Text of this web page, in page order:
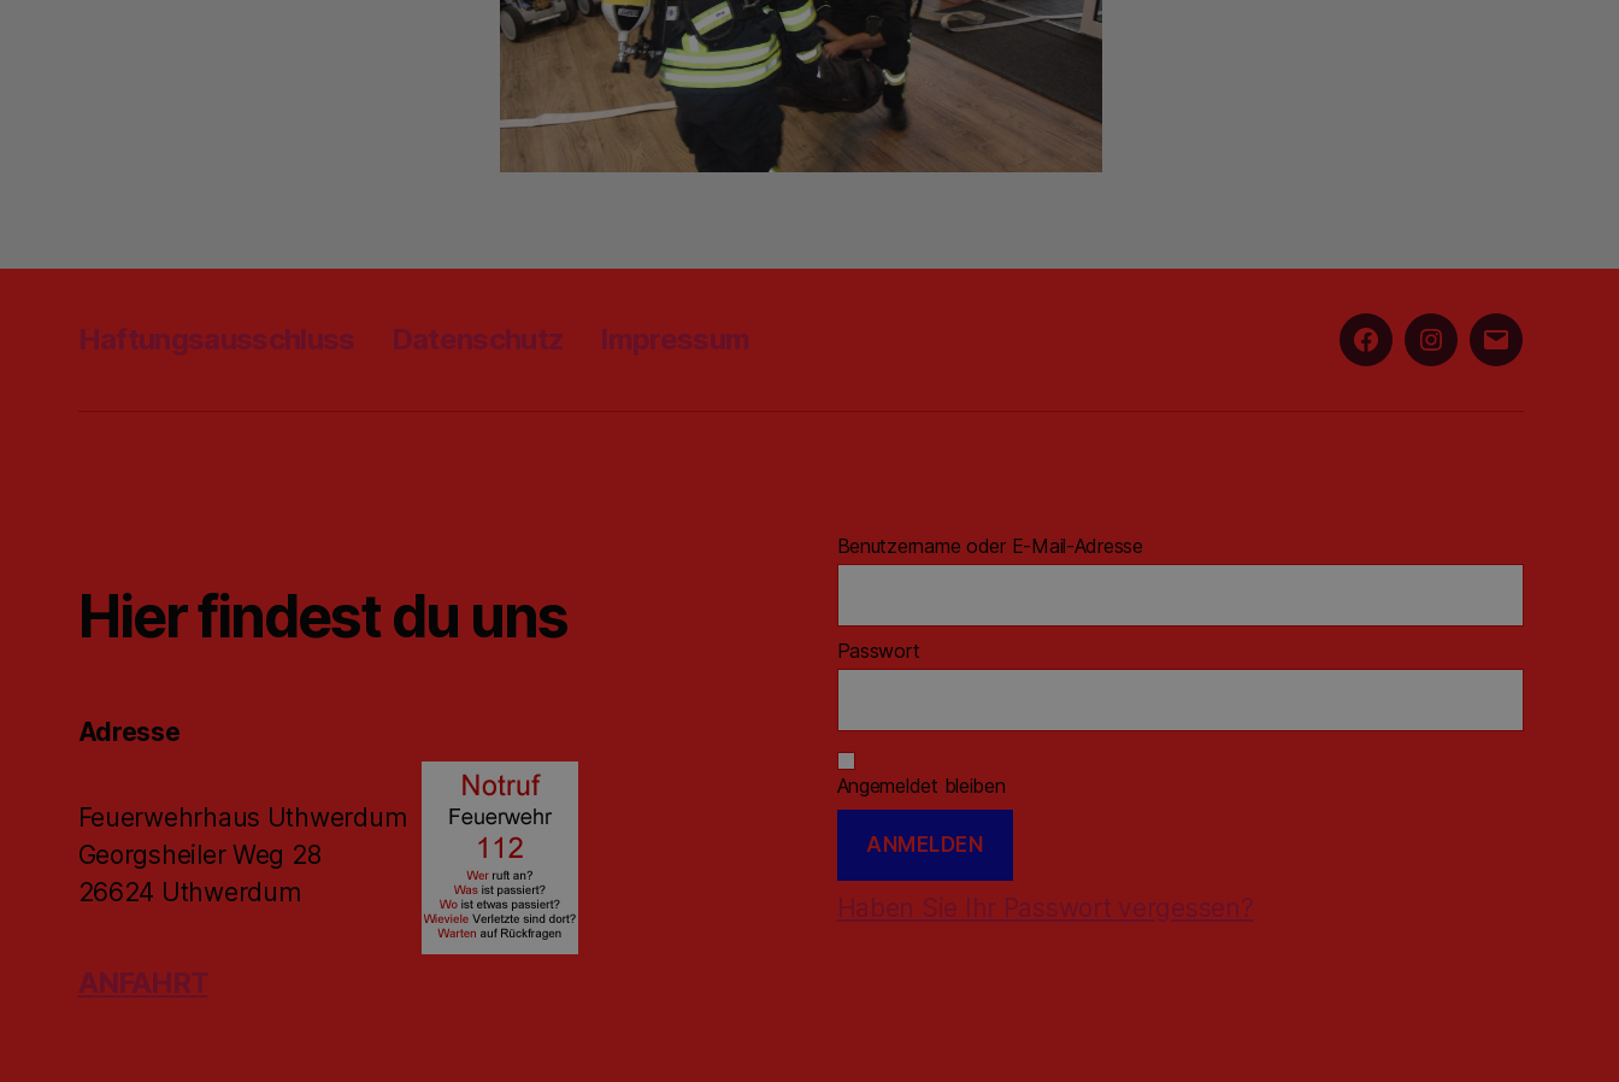
Haftungsausschluss Datenschutz Impressum FacebookInstagram
E-
Hier findest du uns
Adresse
Feuerwehrhaus Uthwerdum
Georgsheiler Weg 28
26624 Uthwerdum
ANFAHRT
Benutzername oder E-Mail-Adresse
Passwort
Angemeldet bleiben
Haben Sie Ihr Passwort vergessen?